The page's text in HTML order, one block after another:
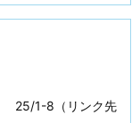
25/1-8（リンク先